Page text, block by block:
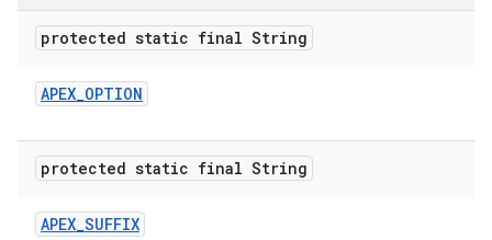
protected static final String
APEX_OPTION
protected static final String
APEX_SUFFIX